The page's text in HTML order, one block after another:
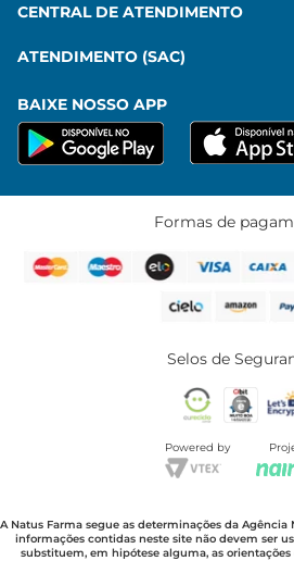
CENTRAL DE ATENDIMENTO
ATENDIMENTO (SAC)
BAIXE NOSSO APP
Formas de
Selos de
Powered by
A Natus Farma segue as determinações da Agência
informações contidas neste site não devem ser
substituem, em hipótese alguma, as